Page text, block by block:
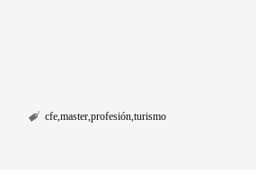
cfe master profesión turismo